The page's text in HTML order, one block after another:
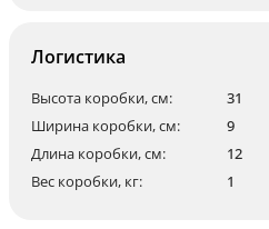
Логистика
Высота коробки, см:
31
Ширина коробки, см:
9
Длина коробки, см:
12
Вес коробки, кг:
1